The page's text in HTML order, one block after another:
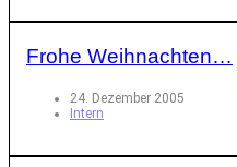
Frohe Weihnachten…
24. Dezember 2005
Intern